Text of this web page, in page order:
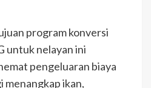
program konversi
untuk nelayan ini
pengeluaran biaya
menangkap ikan,